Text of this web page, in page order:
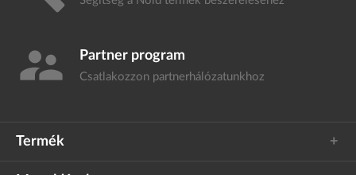
supervisor_account Partner program
Csatlakozzon partnerhálózatunkhoz
Termék